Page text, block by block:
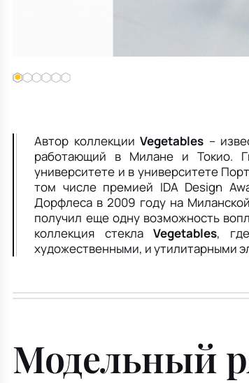
Автор коллекцииVegetables –
работающий в Милане и Токио.
университете и в университете
том числе премией IDA Design
Дорфлеса в 2009 году на
получил еще одну возможность
коллекция стекла Vegetables,
художественными, и утилитарными
Модельный